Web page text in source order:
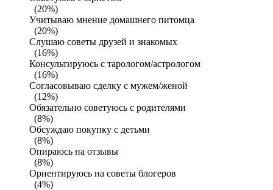
(20%)
Учитываю мнение домашнего питомца
(20%)
Слушаю советы друзей и знакомых
(16%)
Консультируюсь с тарологом/астрологом
(16%)
Согласовываю сделку с мужем/женой
(12%)
Обязательно советуюсь с родителями
(8%)
Обсуждаю покупку с детьми
(8%)
Опираюсь на отзывы
(8%)
Ориентируюсь на советы блогеров
(4%)